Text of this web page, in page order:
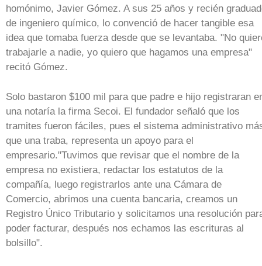
homónimo, Javier Gómez. A sus 25 años y recién
de ingeniero químico, lo convenció de hacer tangible esa
idea que tomaba fuerza desde que se levantaba. "No
trabajarle a nadie, yo quiero que hagamos una empresa"
recitó Gómez.
Solo bastaron $100 mil para que padre e hijo registraran
una notaría la firma Secoi. El fundador señaló que los
tramites fueron fáciles, pues el sistema administrativo
que una traba, representa un apoyo para el
empresario."Tuvimos que revisar que el nombre de la
empresa no existiera, redactar los estatutos de la
compañía, luego registrarlos ante una Cámara de
Comercio, abrimos una cuenta bancaria, creamos un
Registro Único Tributario y solicitamos una resolución
poder facturar, después nos echamos las escrituras al
bolsillo".